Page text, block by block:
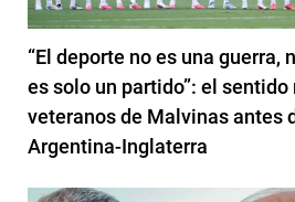
“El deporte no es una guerra,
es solo un partido”: el
veteranos de Malvinas antes
Argentina-Inglaterra